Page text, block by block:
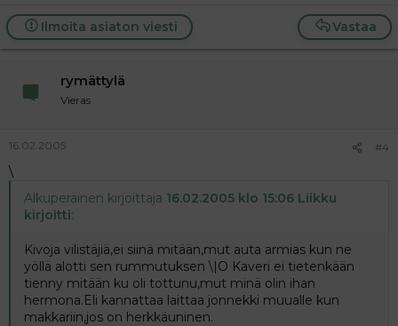
Vastaa
Ilmoita asiaton viesti
rymättylä
Vieras
16.02.2005 #4
\
Alkuperäinen kirjoittaja 16.02.2005 klo 15:06 Liikku
kirjoitti:
Kivoja vilistäjiä,ei siinä mitään,mut auta armias kun ne
yöllä alotti sen rummutuksen \|O Kaveri ei tietenkään
tienny mitään ku oli tottunu,mut minä olin ihan
hermona.Eli kannattaa laittaa jonnekki muualle kun
makkariin,jos on herkkäuninen.